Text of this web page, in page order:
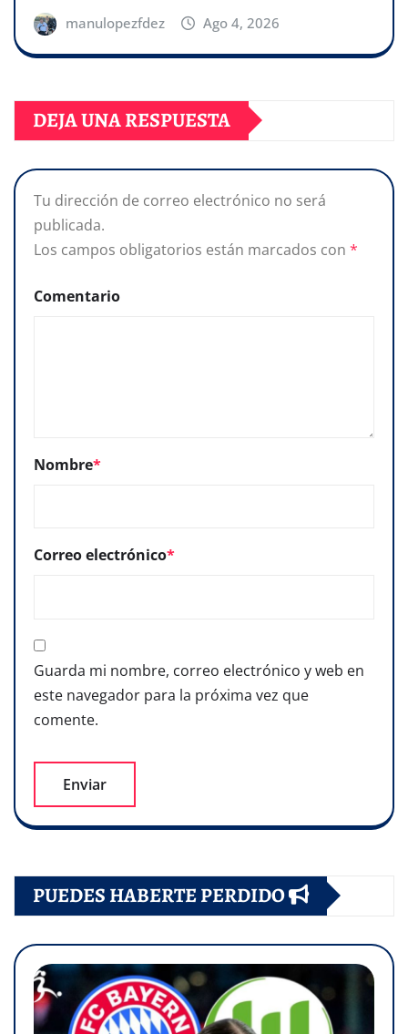
manulopezfdez Ago 4, 2026
DEJA UNA RESPUESTA
Tu dirección de correo electrónico no será
publicada.
Los campos obligatorios están marcados con *
Comentario
Nombre*
Correo electrónico*
Guarda mi nombre, correo electrónico y web en
este navegador para la próxima vez que
comente.
PUEDES HABERTE PERDIDO